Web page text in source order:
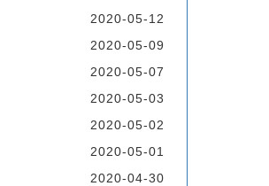
2020-05-12
2020-05-09
2020-05-07
2020-05-03
2020-05-02
2020-05-01
2020-04-30